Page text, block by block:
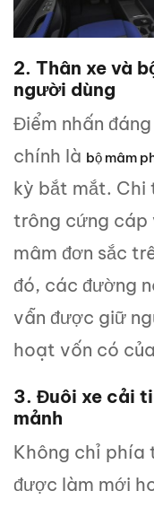
2. Thân xe và
người dùng
Điểm nhấn
chính là bộ mâm
kỳ bắt mắt.
trông cứng cáp
mâm đơn sắc
đó, các đường
vẫn được giữ
hoạt vốn có
3. Đuôi xe cải
mảnh
Không chỉ phía
được làm mới